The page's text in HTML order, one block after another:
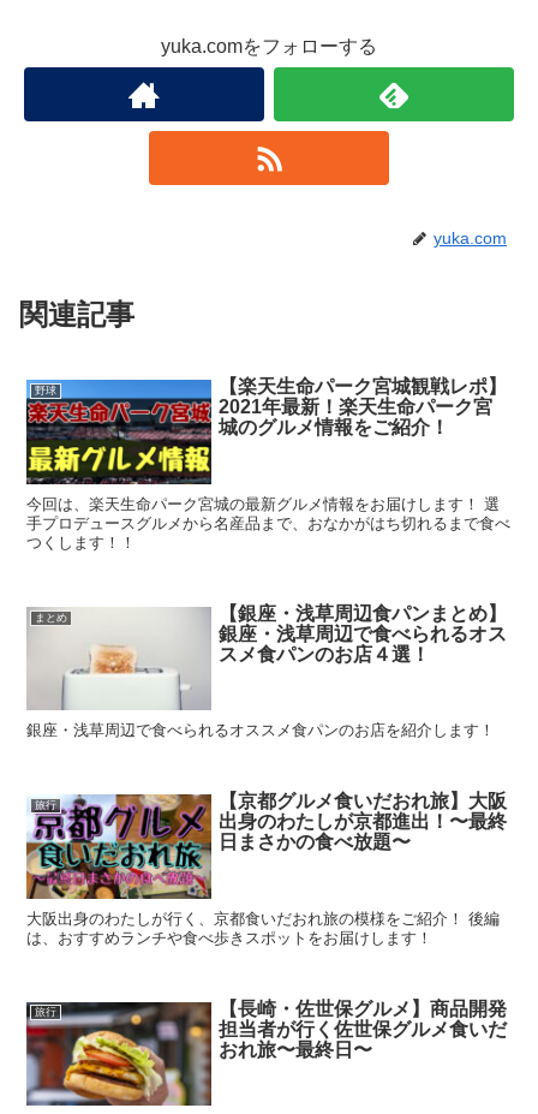
yuka.comをフォローする
yuka.com
関連記事
野球
【楽天生命パーク宮城観戦レポ】
2021年最新！楽天生命パーク宮
城のグルメ情報をご紹介！
今回は、楽天生命パーク宮城の最新グルメ情報をお届けします！ 選
手プロデュースグルメから名産品まで、おなかがはち切れるまで食べ
つくします！！
まとめ
【銀座・浅草周辺食パンまとめ】
銀座・浅草周辺で食べられるオス
スメ食パンのお店４選！
銀座・浅草周辺で食べられるオススメ食パンのお店を紹介します！
旅行
【京都グルメ食いだおれ旅】大阪
出身のわたしが京都進出！〜最終
日まさかの食べ放題〜
大阪出身のわたしが行く、京都食いだおれ旅の模様をご紹介！ 後編
は、おすすめランチや食べ歩きスポットをお届けします！
旅行
【長崎・佐世保グルメ】商品開発
担当者が行く佐世保グルメ食いだ
おれ旅〜最終日〜